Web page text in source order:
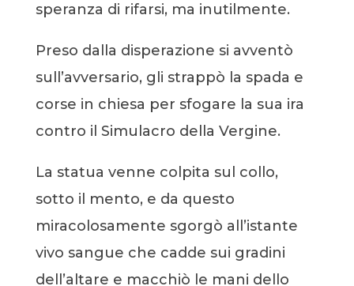
speranza di rifarsi, ma inutilmente.
Preso dalla disperazione si avventò
sull’avversario, gli strappò la spada e
corse in chiesa per sfogare la sua ira
contro il Simulacro della Vergine.
La statua venne colpita sul collo,
sotto il mento, e da questo
miracolosamente sgorgò all’istante
vivo sangue che cadde sui gradini
dell’altare e macchiò le mani dello